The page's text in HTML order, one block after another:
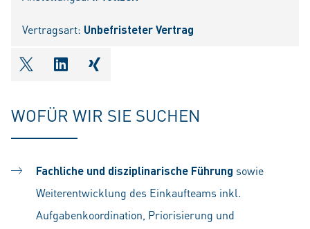
Vertragsart: Unbefristeter Vertrag
shareOntwitter
shareOnlinkedIn
shareOnxing
WOFÜR WIR SIE SUCHEN
Fachliche und disziplinarische Führung sowie
Weiterentwicklung des Einkaufteams inkl.
Aufgabenkoordination, Priorisierung und